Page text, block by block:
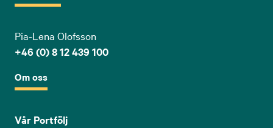
Pia-Lena Olofsson
+46 (0) 8 12 439 100
Om oss
Vår Portfölj